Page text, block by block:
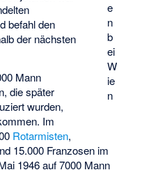
e
n
b
ei
W
ie
n
befahl den
der nächsten
Mann
die später
wurden,
Im
Rotarmisten,
15.000 Franzosen im
1946 auf 7000 Mann